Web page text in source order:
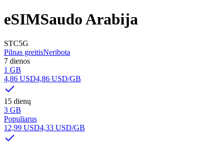
eSIMSaudo Arabija
STC5G
Pilnas greitisNeribota
7 dienos
1 GB
4,86 USD4,86 USD/GB
15 dienų
3 GB
Populiarus
12,99 USD4,33 USD/GB